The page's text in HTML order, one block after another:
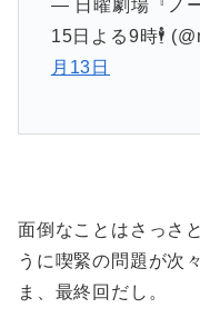
— 日曜劇場『ノ
15日よる9時🕴
月13日
面倒なことはさっさ
うに喫緊の問題が次
ま、最終回だし。